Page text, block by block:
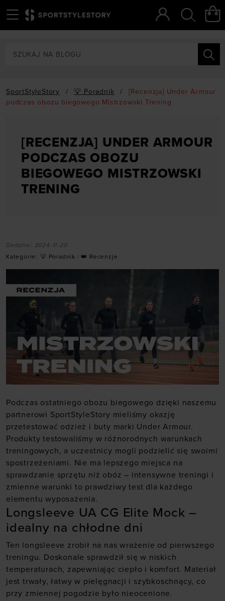
SportStyleStory / 💡 Poradnik /
[Recenzja] Under Armour
podczas obozu biegowego Mistrzowski Trening
[RECENZJA] UNDER ARMOUR
PODCZAS OBOZU
BIEGOWEGO MISTRZOWSKI
TRENING
Dodano: 2024-11-20
Kategorie: 💡 Poradnik 👑 Recenzje
Podczas ostatniego obozu biegowego dzięki naszemu
partnerowi SportStyleStory mieliśmy okazję
przetestować odzież i buty marki Under Armour.
Produkty testowaliśmy w różnorodnych warunkach
treningowych, a uczestnicy mogli podzielić się swoimi
spostrzeżeniami. Nie ma lepszego miejsca na
sprawdzanie sprzętu niż obóz – intensywne treningi i
zmienne warunki to prawdziwy test dla każdego
elementu wyposażenia.
Longsleeve UA CG Elite Mock –
idealny na chłodne dni
Ten longsleeve zrobił na nas wrażenie od pierwszego
treningu. Doskonale sprawdził się w niskich
temperaturach, zapewniając ciepło i komfort. Materiał
jest trwały, łatwy w pielęgnacji i szybkoschnący, co
przy zmiennej pogodzie było nieocenione.